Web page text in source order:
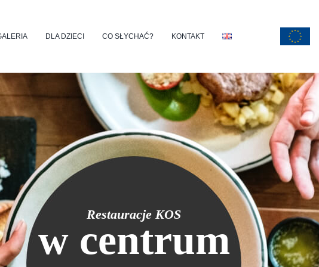
DLA DZIECI CO SŁYCHAĆ? KONTAKT
Restauracje KOS
w centrum